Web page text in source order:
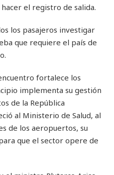
el registro de salida.
los pasajeros investigar
que requiere el país de
fortalece los
implementa su gestión
de la República
al Ministerio de Salud, al
de los aeropuertos, su
que el sector opere de